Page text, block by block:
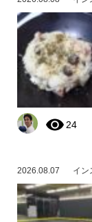
24
2026.08.07 イン